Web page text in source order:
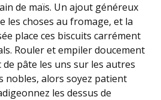
de maïs. Un ajout généreux
les choses au fromage, et la
place ces biscuits carrément
Rouler et empiler doucement
de pâte les uns sur les autres
nobles, alors soyez patient
les dessus de